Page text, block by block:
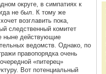
округе, в симпатиях к
не был. К тому же
возглавить пока,
следственный комитет
ныне действующие
ведомств. Однако, по
правопорядка очень
«питерец»
Вот потенциальный